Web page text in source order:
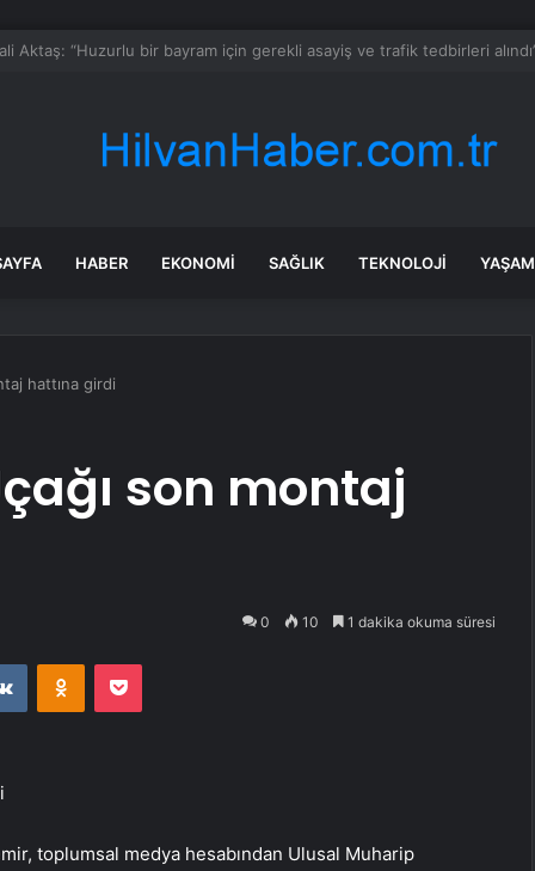
Zenginer sessiz kalmadı: Ünlü oyuncuya gelen yorum tepki çekti
HABER EKONOMI SAĞLIK TEKNOLOJI YAŞAM
hattına girdi
son montaj
0 10 1 dakika okuma süresi
VKontakteOdnoklassniki
Pocket
toplumsal medya hesabından Ulusal Muharip